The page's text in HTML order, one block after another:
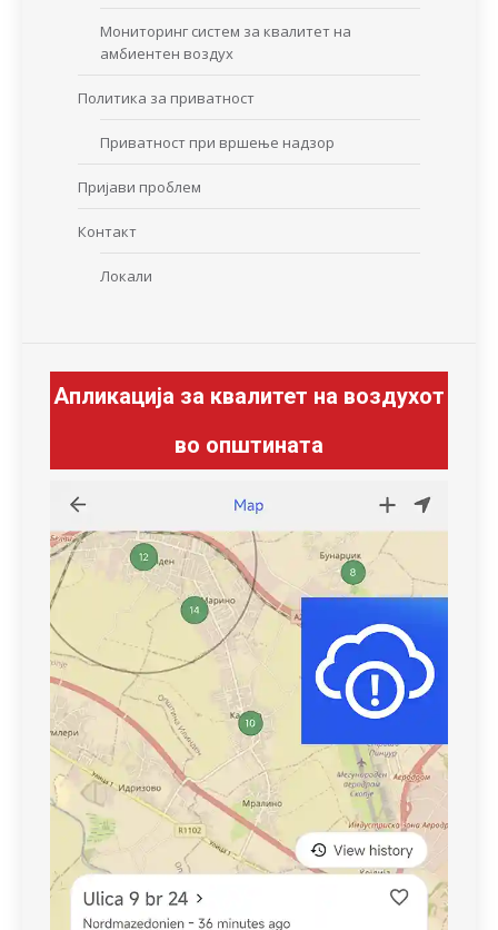
Мониторинг систем за квалитет на
амбиентен воздух
Политика за приватност
Приватност при вршење надзор
Пријави проблем
Контакт
Локали
Апликација за квалитет на воздухот
во општината